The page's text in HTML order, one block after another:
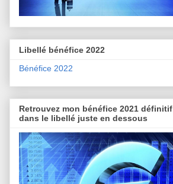
Libellé bénéfice 2022
Bénéfice 2022
Retrouvez mon bénéfice 2021 définitif
dans le libellé juste en dessous